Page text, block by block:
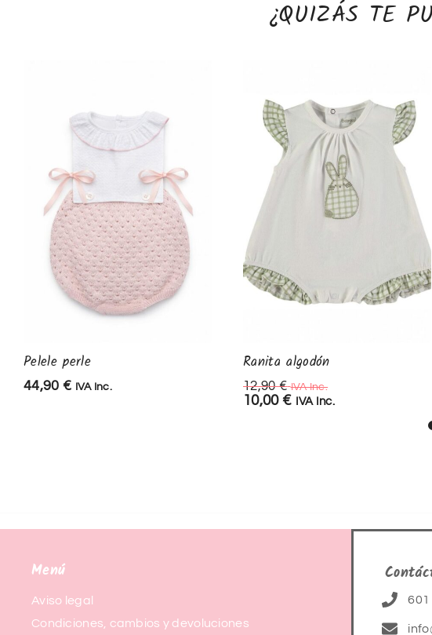
¿QUIZÁS TE
Pelele perle
44,90 € IVA Inc.
Ranita algodón
12,90€ IVA Inc.
10,00 € IVA Inc.
Menú
Aviso legal
Condiciones, cambios y devoluciones
601